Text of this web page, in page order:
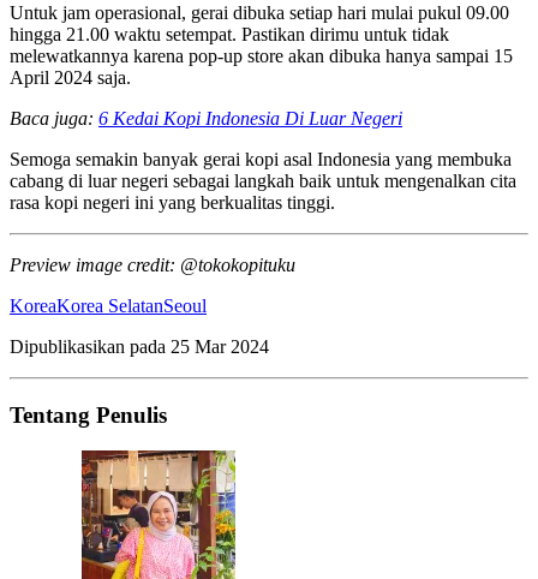
Untuk jam operasional, gerai dibuka setiap hari mulai pukul 09.00
hingga 21.00 waktu setempat. Pastikan dirimu untuk tidak
melewatkannya karena pop-up store akan dibuka hanya sampai 15
April 2024 saja.
Baca juga: 6 Kedai Kopi Indonesia Di Luar Negeri
Semoga semakin banyak gerai kopi asal Indonesia yang membuka
cabang di luar negeri sebagai langkah baik untuk mengenalkan cita
rasa kopi negeri ini yang berkualitas tinggi.
Preview image credit: @tokokopituku
KoreaKorea SelatanSeoul
Dipublikasikan pada 25 Mar 2024
Tentang Penulis